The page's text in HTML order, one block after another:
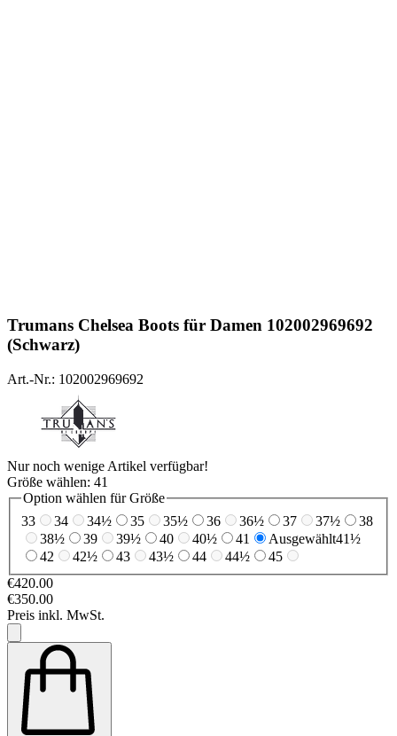
Trumans Chelsea Boots für Damen 102002969692
(Schwarz)
Art.-Nr.: 102002969692
Nur noch wenige Artikel verfügbar!
Größe wählen: 41
Option wählen für Größe
33
34 34½ 35 35½ 36 36½ 37 37½
38
38½
39 39½ 40 40½ 41 Ausgewählt41½
42
42½ 43 43½ 44 44½
45
€420.00
€350.00
Preis inkl. MwSt.